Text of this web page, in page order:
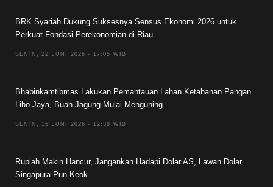
BRK Syariah Dukung Suksesnya Sensus Ekonomi 2026 untuk
Perkuat Fondasi Perekonomian di Riau
SENIN, 22 JUNI 2026 - 17:05 WIB
Bhabinkamtibmas Lakukan Pemantauan Lahan Ketahanan Pangan
Libo Jaya, Buah Jagung Mulai Menguning
SENIN, 15 JUNI 2026 - 12:38 WIB
Rupiah Makin Hancur, Jangankan Hadapi Dolar AS, Lawan Dolar
Singapura Pun Keok